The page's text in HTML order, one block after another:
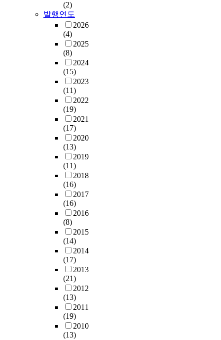
(2)
발행연도
2026
(4)
2025
(8)
2024
(15)
2023
(11)
2022
(19)
2021
(17)
2020
(13)
2019
(11)
2018
(16)
2017
(16)
2016
(8)
2015
(14)
2014
(17)
2013
(21)
2012
(13)
2011
(19)
2010
(13)